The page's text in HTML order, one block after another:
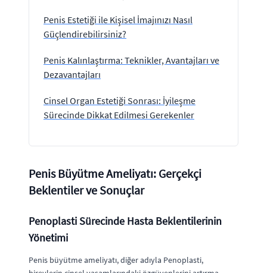
Penis Estetiği ile Kişisel İmajınızı Nasıl
Güçlendirebilirsiniz?
Penis Kalınlaştırma: Teknikler, Avantajları ve
Dezavantajları
Cinsel Organ Estetiği Sonrası: İyileşme
Sürecinde Dikkat Edilmesi Gerekenler
Penis Büyütme Ameliyatı: Gerçekçi
Beklentiler ve Sonuçlar
Penoplasti Sürecinde Hasta Beklentilerinin
Yönetimi
Penis büyütme ameliyatı, diğer adıyla Penoplasti,